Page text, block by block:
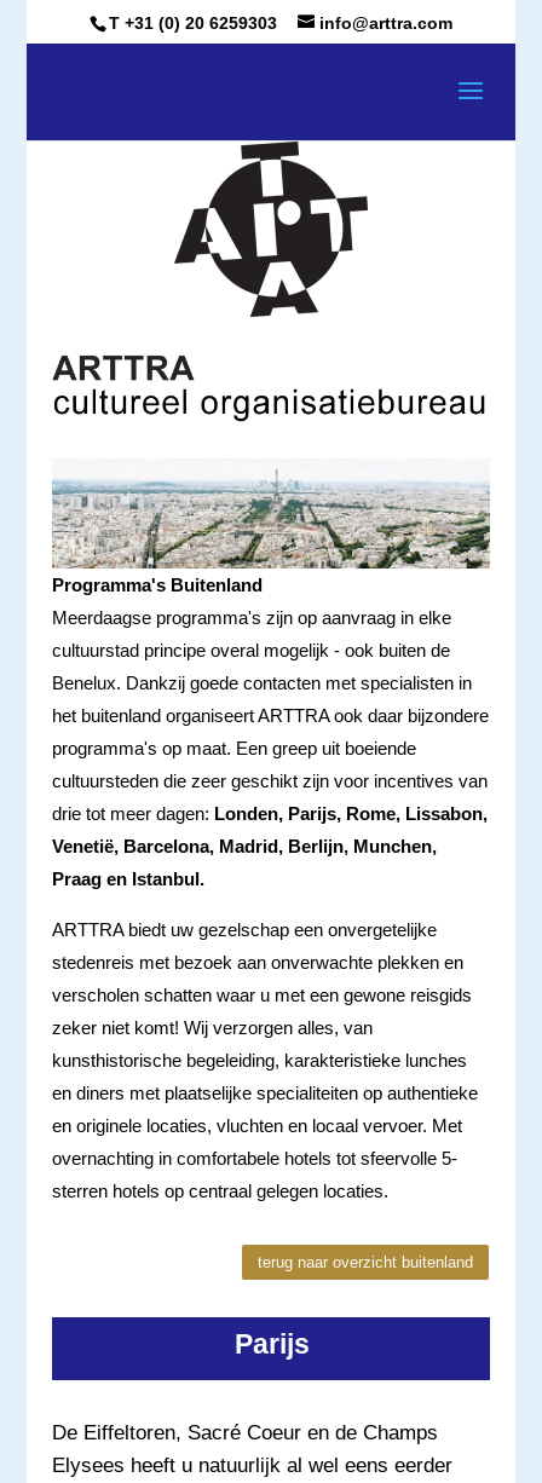
T +31 (0) 20 6259303 info@arttra.com
Programma's Buitenland
Meerdaagse programma's zijn op aanvraag in elke
cultuurstad principe overal mogelijk - ook buiten de
Benelux. Dankzij goede contacten met specialisten in
het buitenland organiseert ARTTRA ook daar bijzondere
programma's op maat. Een greep uit boeiende
cultuursteden die zeer geschikt zijn voor incentives van
drie tot meer dagen: Londen, Parijs, Rome, Lissabon,
Venetië, Barcelona, Madrid, Berlijn, Munchen,
Praag en Istanbul.
ARTTRA biedt uw gezelschap een onvergetelijke
stedenreis met bezoek aan onverwachte plekken en
verscholen schatten waar u met een gewone reisgids
zeker niet komt! Wij verzorgen alles, van
kunsthistorische begeleiding, karakteristieke lunches
en diners met plaatselijke specialiteiten op authentieke
en originele locaties, vluchten en locaal vervoer. Met
overnachting in comfortabele hotels tot sfeervolle 5-
sterren hotels op centraal gelegen locaties.
terug naar overzicht buitenland
Parijs
De Eiffeltoren, Sacré Coeur en de Champs
Elysees heeft u natuurlijk al wel eens eerder